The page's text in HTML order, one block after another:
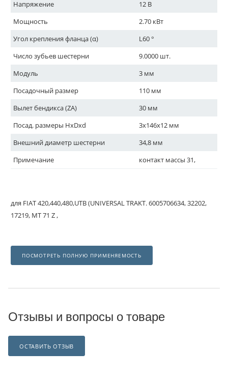
Напряжение
12 В
Мощность
2.70 кВт
Угол крепления фланца (α)
L60 °
Число зубьев шестерни
9.0000 шт.
Модуль
3 мм
Посадочный размер
110 мм
Вылет бендикса (ZA)
30 мм
Посад. размеры HxDxd
3x146x12 мм
Внешний диаметр шестерни
34,8 мм
Примечание
контакт массы 31,
для FIAT 420,440,480,UTB (UNIVERSAL TRAKT. 6005706634, 32202,
17219, MT 71 Z ,
ПОСМОТРЕТЬ ПОЛНУЮ ПРИМЕНЯЕМОСТЬ
Отзывы и вопросы о товаре
ОСТАВИТЬ ОТЗЫВ